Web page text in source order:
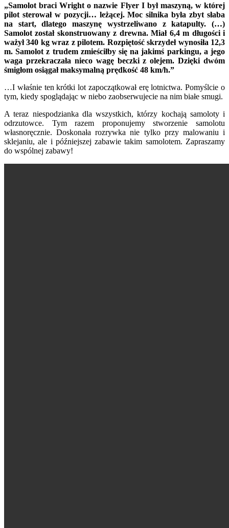
„Samolot braci Wright o nazwie Flyer I był maszyną, w której
pilot sterował w pozycji… leżącej. Moc silnika była zbyt słaba
na start, dlatego maszynę wystrzeliwano z katapulty. (…)
Samolot został skonstruowany z drewna. Miał 6,4 m długości i
ważył 340 kg wraz z pilotem. Rozpiętość skrzydeł wynosiła 12,3
m. Samolot z trudem zmieściłby się na jakimś parkingu, a jego
waga przekraczała nieco wagę beczki z olejem. Dzięki dwóm
śmigłom osiągał maksymalną prędkość 48 km/h.”
…I właśnie ten krótki lot zapoczątkował erę lotnictwa. Pomyślcie o
tym, kiedy spoglądając w niebo zaobserwujecie na nim białe smugi.
A teraz niespodzianka dla wszystkich, którzy kochają samoloty i
odrzutowce. Tym razem proponujemy stworzenie samolotu
własnoręcznie. Doskonała rozrywka nie tylko przy malowaniu i
sklejaniu, ale i późniejszej zabawie takim samolotem. Zapraszamy
do wspólnej zabawy!